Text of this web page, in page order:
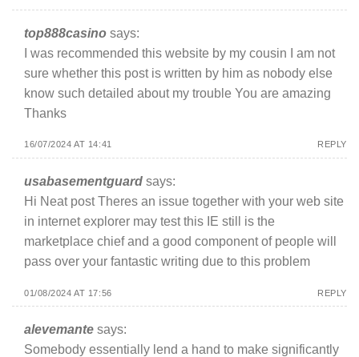
top888casino says:
I was recommended this website by my cousin I am not
sure whether this post is written by him as nobody else
know such detailed about my trouble You are amazing
Thanks
16/07/2024 AT 14:41 REPLY
usabasementguard says:
Hi Neat post Theres an issue together with your web site
in internet explorer may test this IE still is the
marketplace chief and a good component of people will
pass over your fantastic writing due to this problem
01/08/2024 AT 17:56 REPLY
alevemante says:
Somebody essentially lend a hand to make significantly